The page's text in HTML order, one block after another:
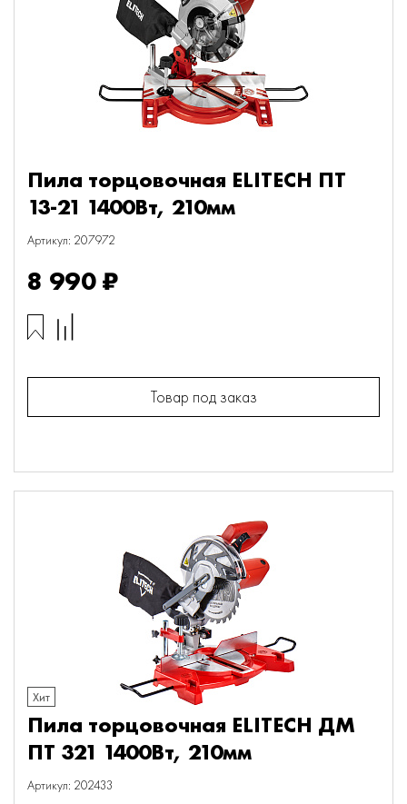
Пила торцовочная ELITECH ПТ
13-21 1400Вт, 210мм
Артикул: 207972
8 990 ₽
Товар под заказ
Хит
Пила торцовочная ELITECH ДМ
ПТ 321 1400Вт, 210мм
Артикул: 202433